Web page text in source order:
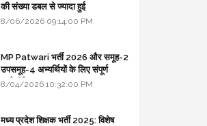
की संख्या डबल से ज्यादा हुई
8/06/2026 09:14:00 PM
MP Patwari भर्ती 2026 और समूह-2
उपसमूह-4 अभ्यर्थियों के लिए संपूर्ण
मार्गदर्शिका
8/04/2026 10:32:00 PM
मध्य प्रदेश शिक्षक भर्ती 2025: विशेष